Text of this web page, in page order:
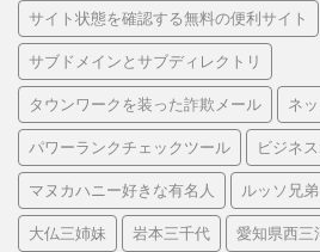
サイト状態を確認する無料の便利サイト
サブドメインとサブディレクトリ
タウンワークを装った詐欺メール ネ
パワーランクチェックツール ビジネ
マヌカハニー好きな有名人 ルッソ兄弟
大仏三姉妹 岩本三千代 愛知県西三